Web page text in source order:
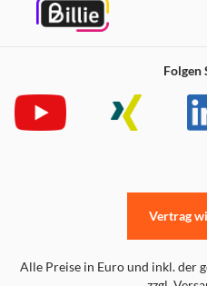
Folgen
Alle Preise in Euro und inkl. der
Vertrag